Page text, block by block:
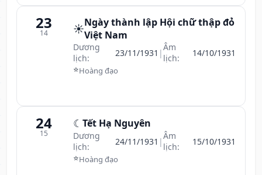
23
14 ☀️Ngày thành lập Hội chữ thập đỏ
Việt Nam
Dương
lịch:
23/11/1931 |Âm
lịch:
14/10/1931
⭐Hoàng đạo
24
15
☾ Tết Hạ Nguyên
Dương
lịch:
24/11/1931 |Âm
lịch:
15/10/1931
⭐Hoàng đạo